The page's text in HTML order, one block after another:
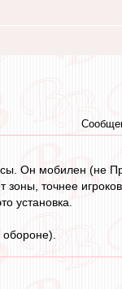
Он мобилен (не
точнее
установка.
обороне).